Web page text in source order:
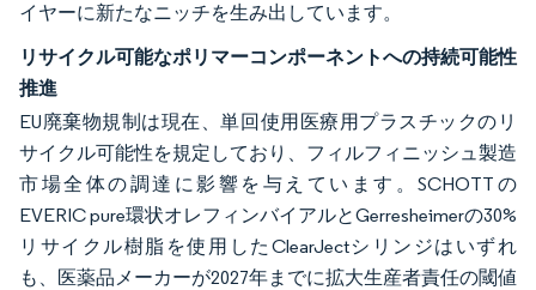
イヤーに新たなニッチを生み出しています。
リサイクル可能なポリマーコンポーネントへの持続可能性
推進
EU廃棄物規制は現在、単回使用医療用プラスチックのリ
サイクル可能性を規定しており、フィルフィニッシュ製造
市場全体の調達に影響を与えています。SCHOTTの
EVERIC pure環状オレフィンバイアルとGerresheimerの30%
リサイクル樹脂を使用したClearJectシリンジはいずれ
も、医薬品メーカーが2027年までに拡大生産者責任の閾値